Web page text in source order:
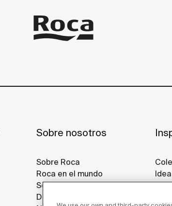
Sobre nosotros
Sobre Roca
Roca en el mundo
Sostenibilidad
Diseño e innovación